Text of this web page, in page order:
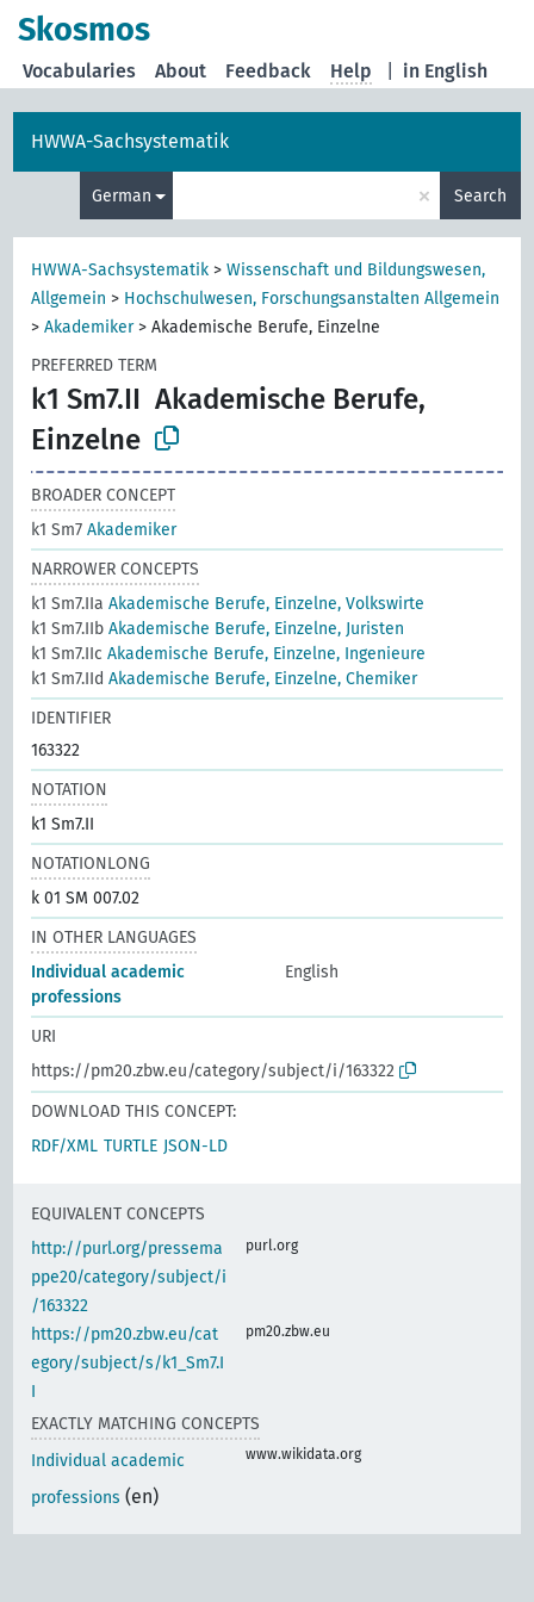
Skosmos
in English
Vocabularies About Feedback Help
HWWA-Sachsystematik
German × Search
HWWA-Sachsystematik >Wissenschaft und Bildungswesen,
Allgemein > Hochschulwesen, Forschungsanstalten Allgemein
>Akademiker>Akademische Berufe, Einzelne
PREFERRED TERM
k1 Sm7.II Akademische Berufe,
Einzelne
BROADER CONCEPT
k1 Sm7Akademiker
NARROWER CONCEPTS
k1 Sm7.IIaAkademische Berufe, Einzelne, Volkswirte
k1 Sm7.IIbAkademische Berufe, Einzelne, Juristen
k1 Sm7.IIcAkademische Berufe, Einzelne, Ingenieure
k1 Sm7.IIdAkademische Berufe, Einzelne, Chemiker
IDENTIFIER
163322
NOTATION
k1 Sm7.II
NOTATIONLONG
k 01 SM 007.02
IN OTHER LANGUAGES
Individual academic
professions
English
URI
https://pm20.zbw.eu/category/subject/i/163322
DOWNLOAD THIS CONCEPT:
RDF/XML TURTLE JSON-LD
EQUIVALENT CONCEPTS
http://purl.org/pressema
ppe20/category/subject/i
/163322
purl.org
https://pm20.zbw.eu/cat
egory/subject/s/k1_Sm7.I
I
pm20.zbw.eu
EXACTLY MATCHING CONCEPTS
Individual academic
professions (en)
www.wikidata.org